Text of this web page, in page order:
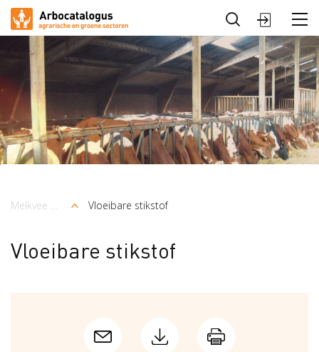
Arbocatalogus
Sectoren
Sluiten
Kruimelpad
Melkvee en graasdieren Vloeibare stikstof
Vloeibare stikstof